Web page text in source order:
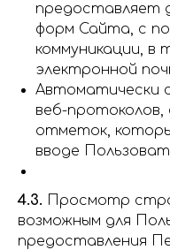
предоставляет
форм Сайта, с
коммуникации, в
электронной
Автоматически
веб-протоколов,
отметок,
вводе
4.3. Просмотр
возможным для
предоставления